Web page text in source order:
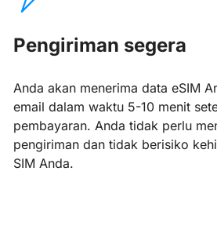
Pengiriman segera
Anda akan menerima data eSIM
email dalam waktu 5-10 menit
pembayaran. Anda tidak perlu
pengiriman dan tidak berisiko
SIM Anda.